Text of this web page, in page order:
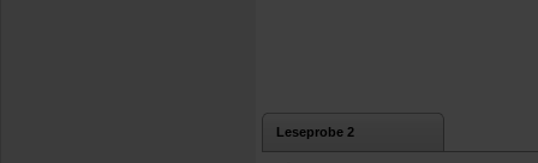
Leseprobe 2